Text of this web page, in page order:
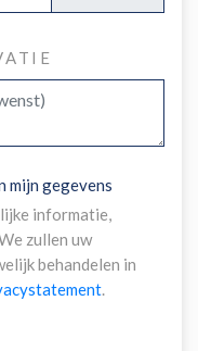
mijn gegevens
informatie,
zullen uw
behandelen in
.